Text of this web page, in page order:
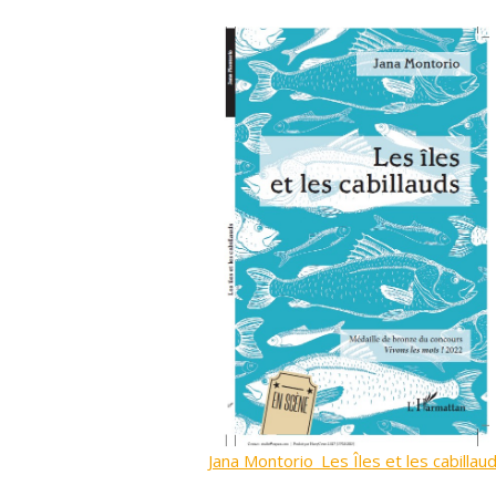
Jana Montorio_Les Îles et les